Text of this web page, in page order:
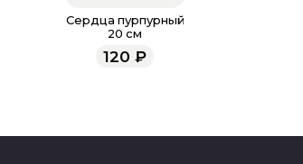
Сердца пурпурный
20 см
120 ₽